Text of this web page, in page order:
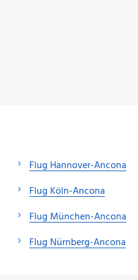
Flug Hannover-Ancona
Flug Köln-Ancona
Flug München-Ancona
Flug Nürnberg-Ancona